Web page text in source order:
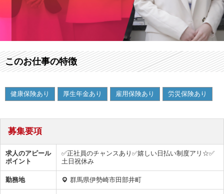
このお仕事の特徴
健康保険あり 厚生年金あり 雇用保険あり 労災保険あり
募集要項
求人のアピール
ポイント
✅正社員のチャンスあり✅嬉しい日払い制度アリ☆✅
土日祝休み
勤務地 群馬県伊勢崎市田部井町